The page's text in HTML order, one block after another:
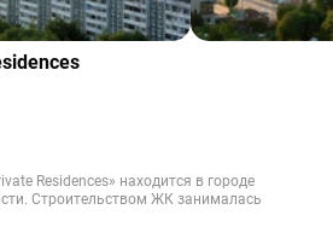
Residences» находится в городе
Строительством ЖК занималась